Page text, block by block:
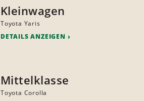
Kleinwagen
Toyota Yaris
DETAILS ANZEIGEN
Mittelklasse
Toyota Corolla